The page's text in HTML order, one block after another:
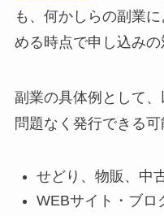
も、何かしらの副業
める時点で申し込みの
副業の具体例として
問題なく発行できる可
せどり、物販、中
WEBサイト・ブロ